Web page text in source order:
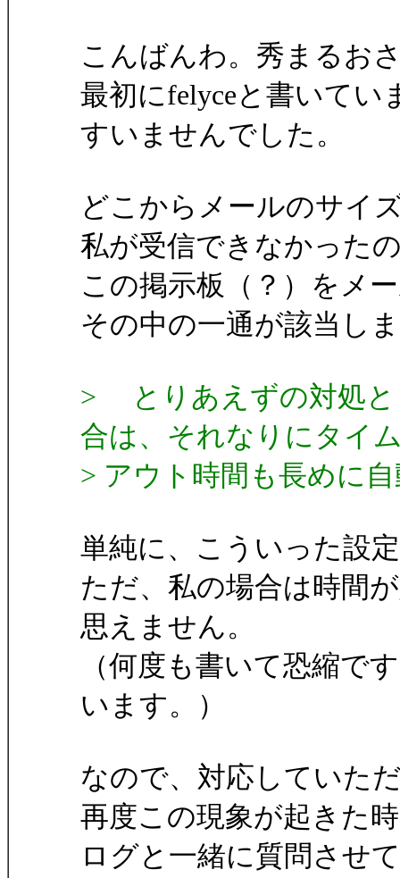
こんばんわ。秀まるお
最初にfelyceと書いて
すいませんでした。
どこからメールのサイ
私が受信できなかった
この掲示板（？）をメ
その中の一通が該当し
> とりあえずの対処と
合は、それなりにタイ
> アウト時間も長めに
単純に、こういった設
ただ、私の場合は時間
思えません。
（何度も書いて恐縮で
います。）
なので、対応していた
再度この現象が起きた
ログと一緒に質問させ